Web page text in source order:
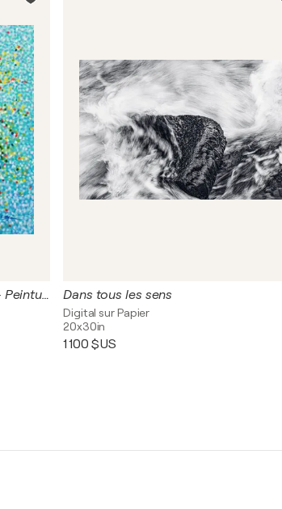
Bouquet de fleurs dans un vase - Peinture Pointillisme Originale | Art Floral Dans tous les sens
Digital sur Papier
20x30in
1 100 $US